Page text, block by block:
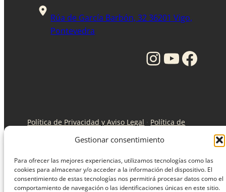
Gestionar consentimiento
Para ofrecer las mejores experiencias, utilizamos tecnologías como las
cookies para almacenar y/o acceder a la información del dispositivo. El
consentimiento de estas tecnologías nos permitirá procesar datos como el
comportamiento de navegación o las identificaciones únicas en este sitio.
Rúa de García Barbón, 32 36201 Vigo,
Pontevedra
InstagramYouTube Facebook
Política de Privacidad y Aviso Legal · Política de
© Todos los derechos reservados Clinica Torres.